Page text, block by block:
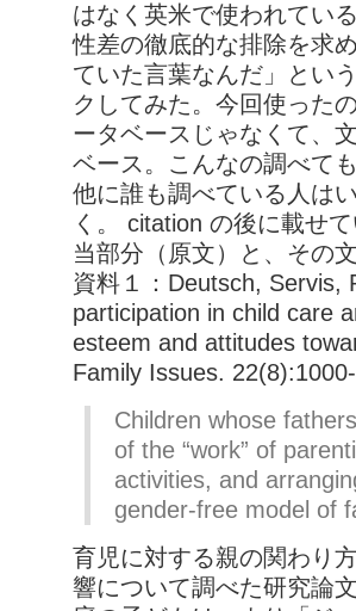
はなく英米で使われてい
性差の徹底的な排除を求
ていた言葉なんだ」とい
クしてみた。今回使った
ータベースじゃなくて、
ベース。こんなの調べて
他に誰も調べている人は
く。 citation の後に載せ
当部分（原文）と、その
資料１：Deutsch, Servis,
participation in child care
esteem and attitudes
Family Issues.
Children whose
of the “work” of
activities, and
gender-free model of
育児に対する親の関わり
響について調べた研究論